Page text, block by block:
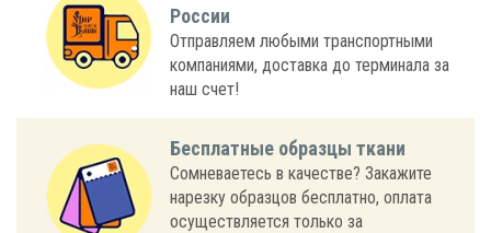
России
Отправляем любыми транспортными
компаниями, доставка до терминала за
наш счет!
Бесплатные образцы ткани
Сомневаетесь в качестве? Закажите
нарезку образцов бесплатно, оплата
осуществляется только за